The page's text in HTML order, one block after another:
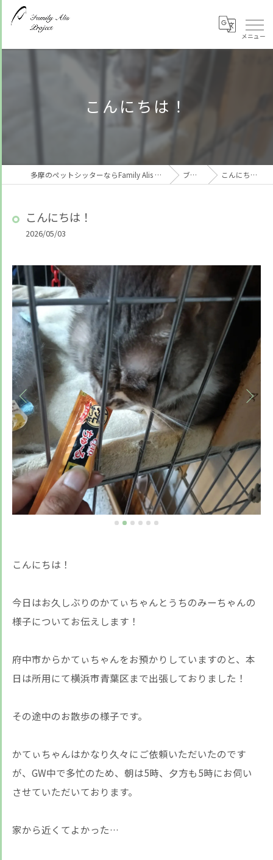
こんにちは！
多摩のペットシッターならFamily Alis Project ブログ こんにちは！
こんにちは！
2026/05/03
こんにちは！
今日はお久しぶりのかてぃちゃんとうちのみーちゃんの
様子についてお伝えします！
府中市からかてぃちゃんをお預かりしていますのと、本
日は所用にて横浜市青葉区まで出張しておりました！
その途中のお散歩の様子です。
かてぃちゃんはかなり久々にご依頼いただいたのです
が、GW中で多忙のため、朝は5時、夕方も5時にお伺い
させていただいております。
家から近くてよかった…